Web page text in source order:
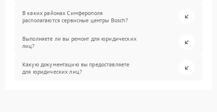
В каких районах Симферополя
располагаются сервисные центры Bosch?
Выполняете ли вы ремонт для юридических
лиц?
Какую документацию вы предоставляете
для юридических лиц?